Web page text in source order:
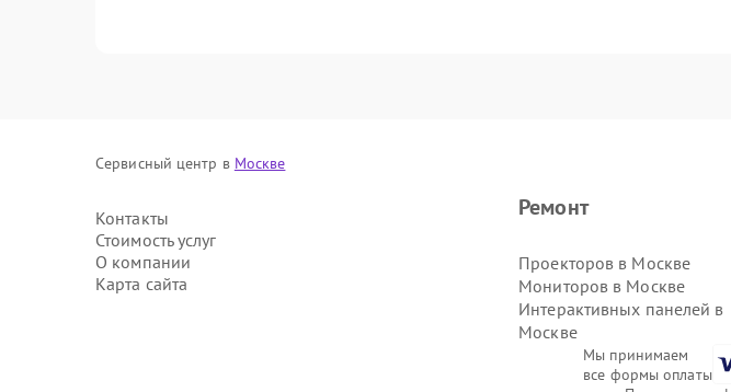
Сервисный центр в Москве
Контакты
Стоимость услуг
О компании
Карта сайта
Мы принимаем
все формы оплаты
Ремонт
Проекторов в Москве
Мониторов в Москве
Интерактивных панелей в
Москве